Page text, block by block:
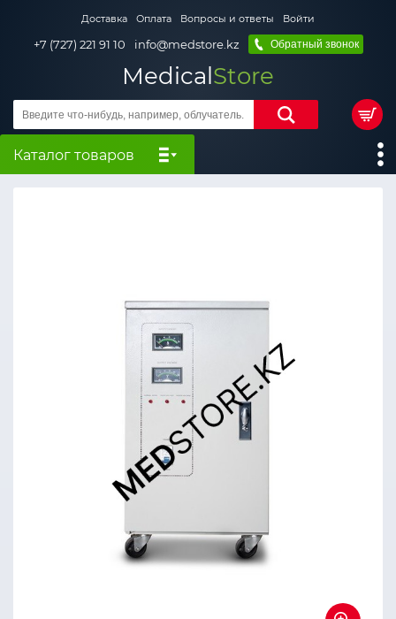
Доставка Оплата Вопросы и ответы Войти
+7 (727) 221 91 10 info@medstore.kz Обратный звонок
MedicalStore
Каталог товаров